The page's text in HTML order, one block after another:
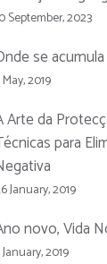
September, 2023
se
2019
Arte da
para
January, 2019
novo, Vida
2019